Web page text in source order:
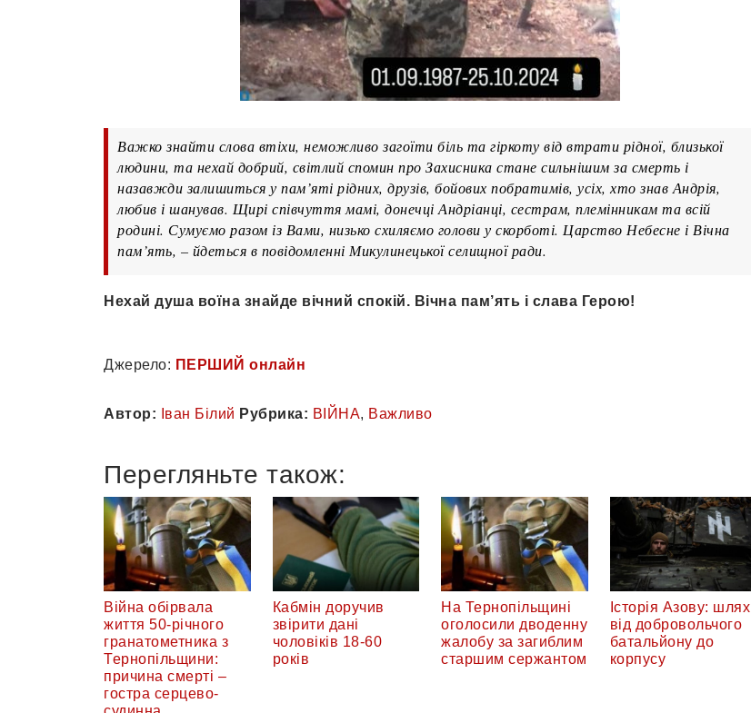
Важко знайти слова втіхи, неможливо загоїти біль та гіркоту від втрати рідної, близької
людини, та нехай добрий, світлий спомин про Захисника стане сильнішим за смерть і
назавжди залишиться у пам’яті рідних, друзів, бойових побратимів, усіх, хто знав Андрія,
любив і шанував. Щирі співчуття мамі, донечці Андріанці, сестрам, племінникам та всій
родині. Сумуємо разом із Вами, низько схиляємо голови у скорботі. Царство Небесне і Вічна
пам’ять, – йдеться в повідомленні Микулинецької селищної ради.
Нехай душа воїна знайде вічний спокій. Вічна пам’ять і слава Герою!
Джерело: ПЕРШИЙ онлайн
Автор: Іван Білий Рубрика: ВІЙНА, Важливо
Перегляньте також:
Війна обірвала
життя 50-річного
гранатометника з
Тернопільщини:
причина смерті –
гостра серцево-
Кабмін доручив
звірити дані
чоловіків 18-60
років
На Тернопільщині
оголосили дводенну
жалобу за загиблим
старшим сержантом
Історія Азову: шлях
від добровольчого
батальйону до
корпусу